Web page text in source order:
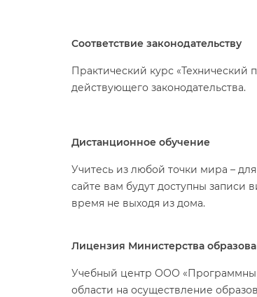
Соответствие законодательству
Практический курс «Технический
действующего законодательства.
Дистанционное обучение
Учитесь из любой точки мира –
сайте вам будут доступны записи
ремя не выходя из дома.
Лицензия Министерства
Учебный центр ООО
области на осуществление